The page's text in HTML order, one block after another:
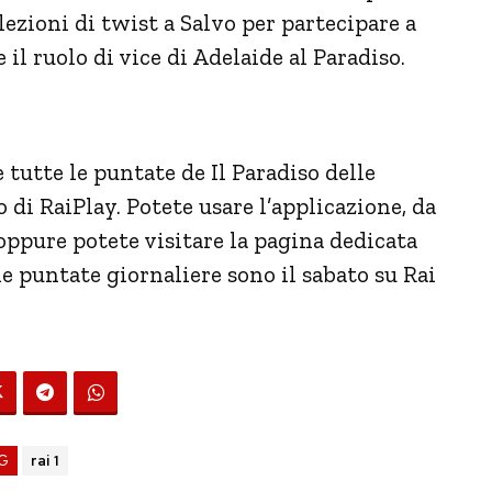
di twist a Salvo per partecipare a
il ruolo di vice di Adelaide al Paradiso.
tutte le puntate de Il Paradiso delle
RaiPlay. Potete usare l’applicazione, da
potete visitare la pagina dedicata
puntate giornaliere sono il sabato su Rai
rai 1